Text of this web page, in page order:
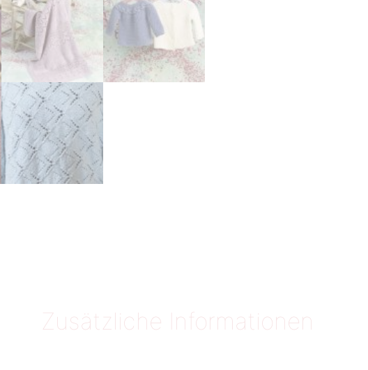
Zusätzliche Informationen